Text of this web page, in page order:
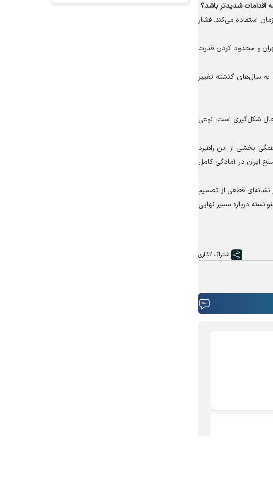
اقدامات شدیدتر باشد؟
استفاده می‌کند. فشار
و محدود کردن قدرت
به سال‌های گذشته تغییر
شکل‌گیری است، نوعی
بخشی از این راهبرد
ایران در آمادگی کامل
نشانه‌ای قطعی از تصمیم
درباره مسیر نهایی
اشتراک گذاری